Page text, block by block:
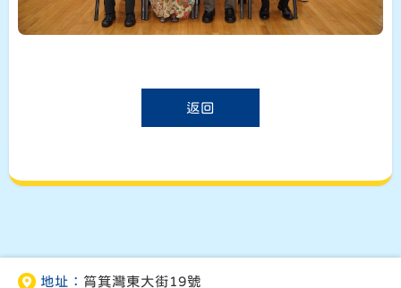
返回
地址： 筲箕灣東大街19號